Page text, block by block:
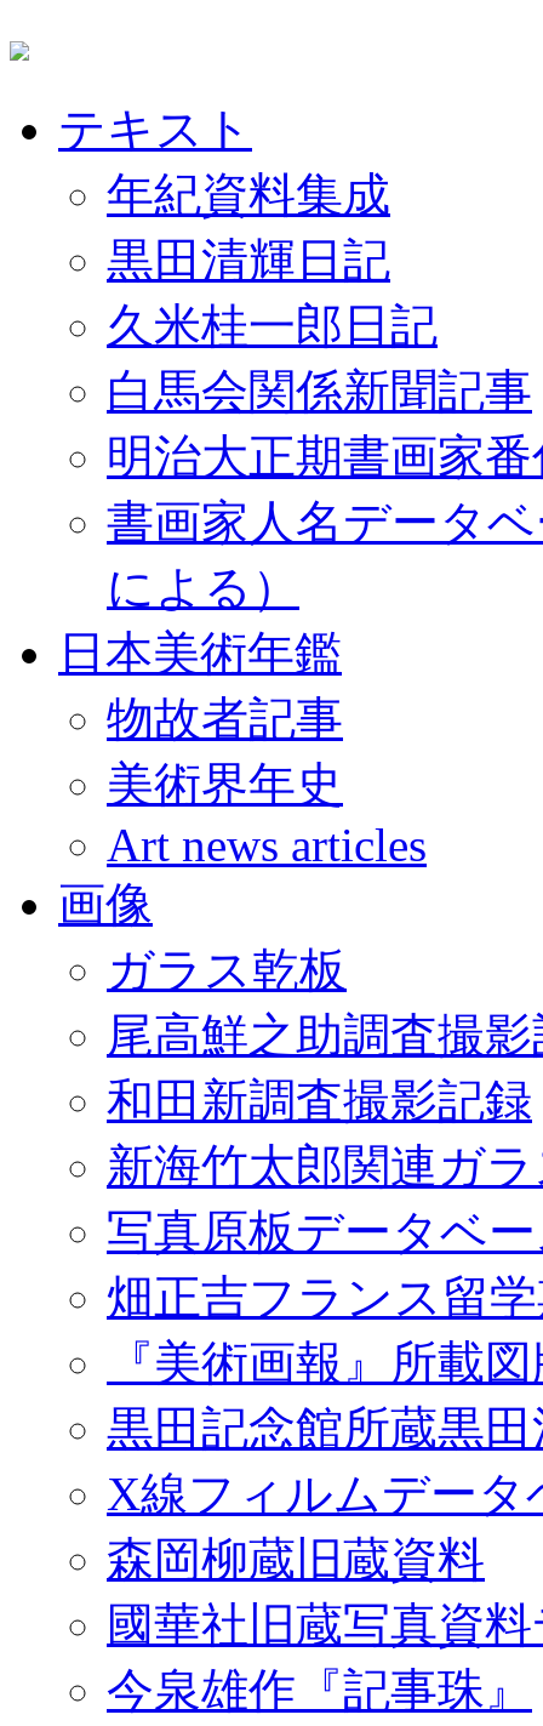
テキスト
年紀資料集成
黒田清輝日記
久米桂一郎日記
白馬会関係新聞記事
明治大正期書画家
書画家人名データ
による）
日本美術年鑑
物故者記事
美術界年史
Art news articles
画像
ガラス乾板
尾高鮮之助調査撮
和田新調査撮影記録
新海竹太郎関連ガ
写真原板データベ
畑正吉フランス留
『美術画報』所載
黒田記念館所蔵黒
X線フィルムデータ
森岡柳蔵旧蔵資料
國華社旧蔵写真資
今泉雄作『記事珠』